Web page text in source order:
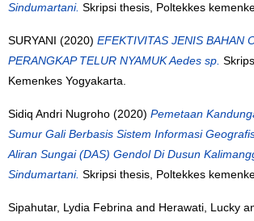
Sindumartani. Skripsi thesis, Poltekkes
SURYANI (2020) EFEKTIVITAS JENIS BAHAN
PERANGKAP TELUR NYAMUK Aedes sp.
Kemenkes Yogyakarta.
Sidiq Andri Nugroho (2020) Pemetaan
Sumur Gali Berbasis Sistem Informasi
Aliran Sungai (DAS) Gendol Di Dusun
Sindumartani. Skripsi thesis, Poltekkes
Sipahutar, Lydia Febrina and Herawati, Lucky